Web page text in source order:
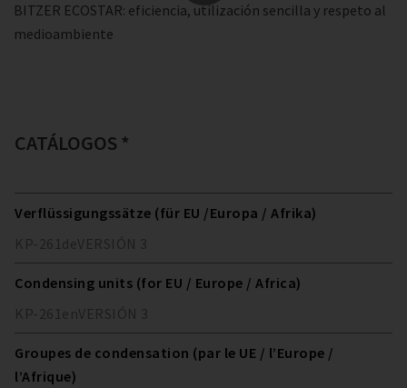
BITZER ECOSTAR: eficiencia, utilización sencilla y respeto al
medioambiente
CATÁLOGOS *
Verflüssigungssätze (für EU /Europa / Afrika)
KP-261deVERSIÓN 3
Condensing units (for EU / Europe / Africa)
KP-261enVERSIÓN 3
Groupes de condensation (par le UE / l’Europe /
l’Afrique)